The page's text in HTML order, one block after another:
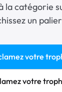
la catégorie
un
votre
votre